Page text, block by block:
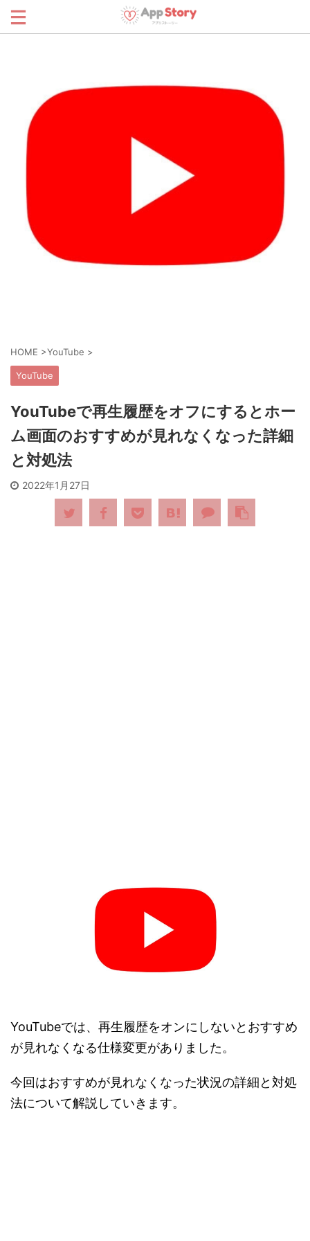
HOME >YouTube >
YouTube
YouTubeで再生履歴をオフにするとホー
ム画面のおすすめが見れなくなった詳細
と対処法
2022年1月27日
YouTubeでは、再生履歴をオンにしないとおすすめ
が見れなくなる仕様変更がありました。
今回はおすすめが見れなくなった状況の詳細と対処
法について解説していきます。